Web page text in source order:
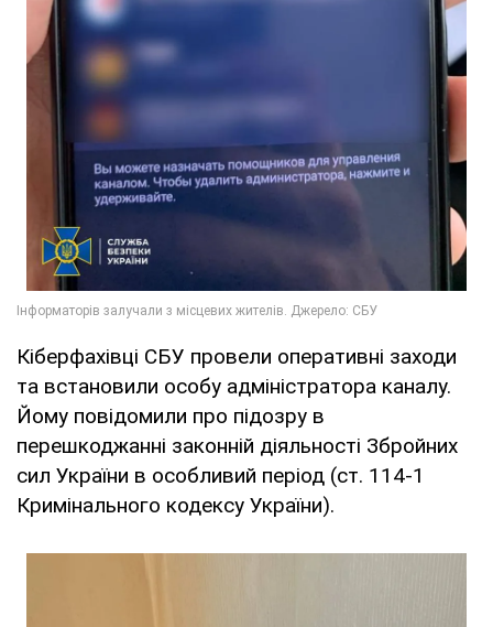
Кіберфахівці СБУ провели оперативні заходи
та встановили особу адміністратора каналу.
Йому повідомили про підозру в
перешкоджанні законній діяльності Збройних
сил України в особливий період (ст. 114-1
Кримінального кодексу України).